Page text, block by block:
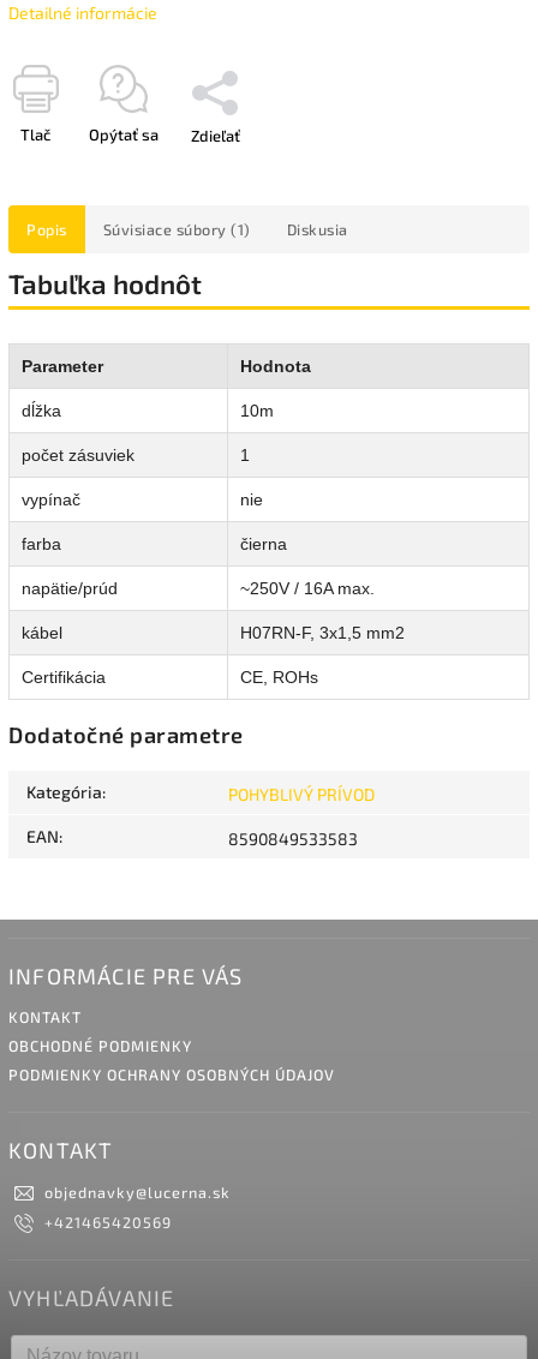
Detailné informácie
Tlač Opýtať sa Zdieľať
Popis Súvisiace súbory (1) Diskusia
Tabuľka hodnôt
Parameter Hodnota
dĺžka 10m
počet zásuviek 1
vypínač nie
farba čierna
napätie/prúd ~250V / 16A max.
kábel H07RN-F, 3x1,5 mm2
Certifikácia CE, ROHs
Dodatočné parametre
Kategória: POHYBLIVÝ PRÍVOD
EAN: 8590849533583
INFORMÁCIE PRE VÁS
KONTAKT
OBCHODNÉ PODMIENKY
PODMIENKY OCHRANY OSOBNÝCH ÚDAJOV
KONTAKT
objednavky@lucerna.sk
+421465420569
VYHĽADÁVANIE